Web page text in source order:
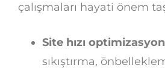
çalışmaları hayati önem
Site hızı
sıkıştırma,